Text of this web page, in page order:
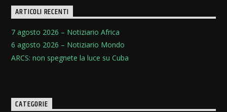
ARTICOLI RECENTI
7 agosto 2026 – Notiziario Africa
6 agosto 2026 – Notiziario Mondo
ARCS: non spegnete la luce su Cuba
CATEGORIE